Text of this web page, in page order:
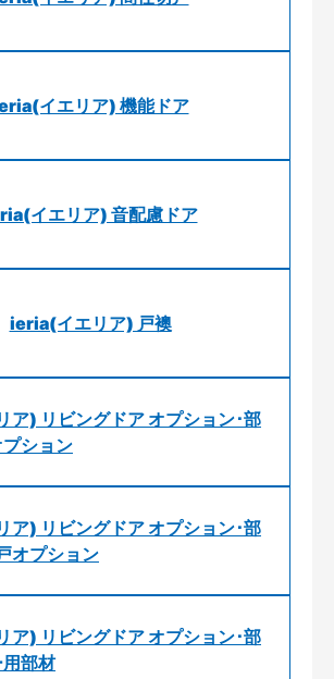
イエリア) 機能ドア
イエリア) 音配慮ドア
ieria(イエリア) 戸襖
) リビングドア オプション･部
ション
) リビングドア オプション･部
オプション
) リビングドア オプション･部
部材